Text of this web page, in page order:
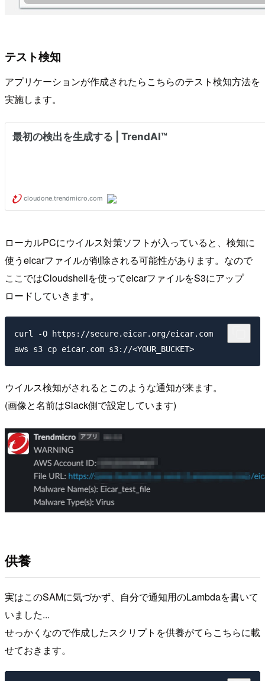
テスト検知
アプリケーションが作成されたらこちらのテスト検知方法を
実施します。
ローカルPCにウイルス対策ソフトが入っていると、検知に
使うeicarファイルが削除される可能性があります。なので
ここではCloudshellを使ってeicarファイルをS3にアップ
ロードしていきます。
curl -O https://secure.eicar.org/eicar.com
ウイルス検知がされるとこのような通知が来ます。
(画像と名前はSlack側で設定しています)
供養
実はこのSAMに気づかず、自分で通知用のLambdaを書いて
いました...
せっかくなので作成したスクリプトを供養がてらこちらに載
せておきます。